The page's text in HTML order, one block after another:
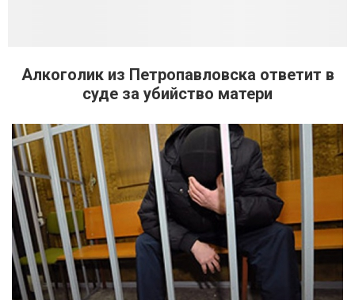
Алкоголик из Петропавловска ответит в
суде за убийство матери